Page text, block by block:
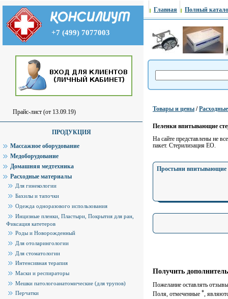
+7 (499) 7077003
Прайс-лист (от 13.09.19)
ПРОДУКЦИЯ
Массажное оборудование
Медоборудование
Домашняя медтехника
Расходные материалы
Для гинекологии
Бахилы и тапочки
Одежда одноразового использования
Инцизные пленки, Пластыри, Покрытия для ран,
Фиксация катетеров
Роды и Новорожденный
Для отоларингологии
Для стоматологии
Интенсивная терапия
Маски и респираторы
Мешки патологоанатомические (для трупов)
Перчатки
Главная Полный
Товары и цены /
Пеленки впитывающие
На сайте представлены не
пакет. Стерилизация ЕО.
Простыни впитывающие
Получить
Пожелание оставлять
Поля, отмеченные *,